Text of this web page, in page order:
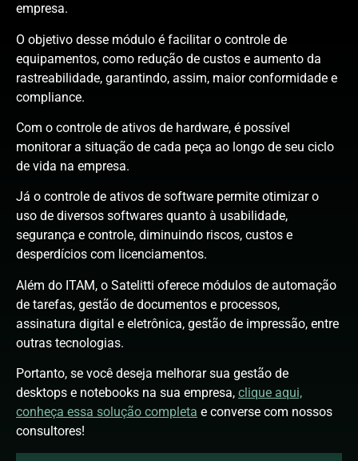
empresa.
O objetivo desse módulo é facilitar o controle de
equipamentos, como redução de custos e aumento da
rastreabilidade, garantindo, assim, maior conformidade e
compliance.
Com o controle de ativos de hardware, é possível
monitorar a situação de cada peça ao longo de seu ciclo
de vida na empresa.
Já o controle de ativos de software permite otimizar o
uso de diversos softwares quanto à usabilidade,
segurança e controle, diminuindo riscos, custos e
desperdícios com licenciamentos.
Além do ITAM, o Satelitti oferece módulos de automação
de tarefas, gestão de documentos e processos,
assinatura digital e eletrônica, gestão de impressão, entre
outras tecnologias.
Portanto, se você deseja melhorar sua gestão de
desktops e notebooks na sua empresa, clique aqui,
conheça essa solução completa e converse com nossos
consultores!